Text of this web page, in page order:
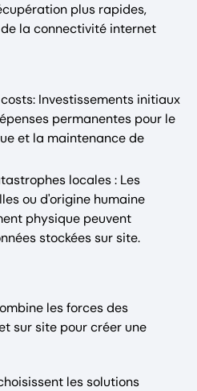
plus rapides,
la connectivité internet
Investissements initiaux
permanentes pour le
et la maintenance de
locales : Les
ou d'origine humaine
physique peuvent
stockées sur site.
les forces des
sur site pour créer une
les solutions